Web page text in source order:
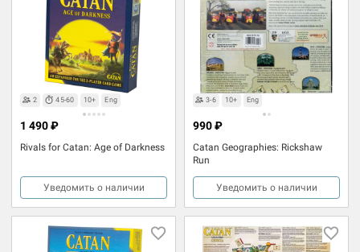
2 45-60 10+ Eng
Rivals for Catan: Age of Darkness
1 490 ₽
Уведомить о наличии
3-6 10+ Eng
Catan Geographies: Rickshaw
Run
990 ₽
Уведомить о наличии